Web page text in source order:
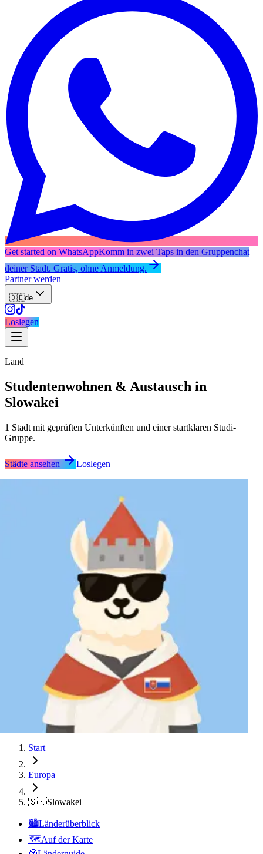
Get started on WhatsAppKomm in zwei Taps in den Gruppenchat
deiner Stadt. Gratis, ohne Anmeldung.
Partner werden
🇩🇪de
Loslegen
Land
Studentenwohnen & Austausch in
Slowakei
1 Stadt mit geprüften Unterkünften und einer startklaren Studi-
Gruppe.
Städte ansehen
Loslegen
Bratislava
Bratislava
Bratislava
Bratislava
Bratislava
Bratislava
Start
Europa
🇸🇰Slowakei
🏙️Länderüberblick
🗺️Auf der Karte